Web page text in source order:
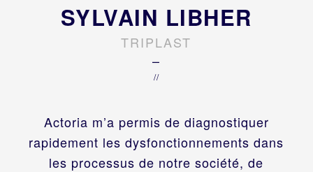
Actoria m’a permis de diagnostiquer
rapidement les dysfonctionnements dans
les processus de notre société, de
SYLVAIN LIBHER
TRIPLAST
–
//